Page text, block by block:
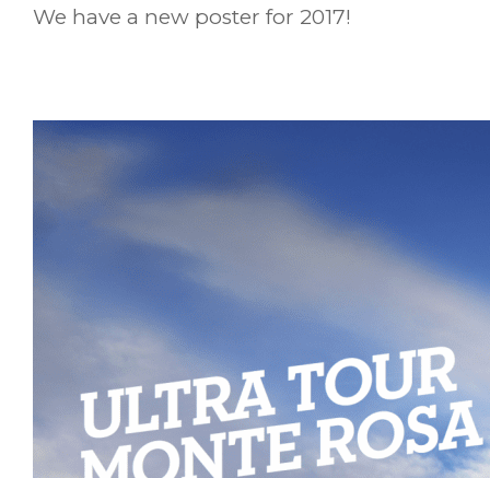
We have a new poster for 2017!